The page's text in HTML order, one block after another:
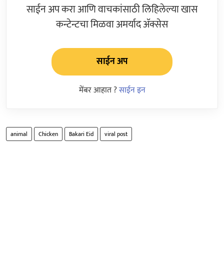
साईन अप करा आणि वाचकांसाठी लिहिलेल्या खास
कन्टेन्टचा मिळवा अमर्याद ॲक्सेस
साईन अप
मेंबर आहात ?साईन इन
animal Chicken Bakari Eid viral post